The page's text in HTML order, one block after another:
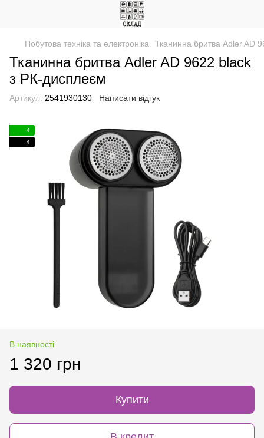
Побутова техніка та електроніка Тканинна бритва Adler AD
Тканинна бритва Adler AD 9622 black
з РК-дисплеєм
Артикул: 2541930130 Написати відгук
4
4
В наявності
1 320 грн
Купити